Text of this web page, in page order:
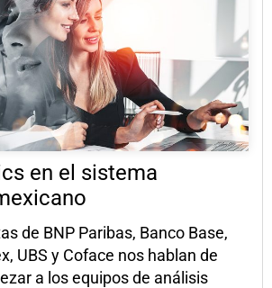
en el sistema
de BNP Paribas, Banco Base,
UBS y Coface nos hablan de
a los equipos de análisis